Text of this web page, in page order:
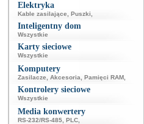
Elektryka
Kable zasilające Puszki
Inteligentny dom
Wszystkie
Karty sieciowe
Wszystkie
Komputery
Zasilacze Akcesoria Pamięci RAM
Kontrolery sieciowe
Wszystkie
Media konwertery
RS-232/RS-485 PLC